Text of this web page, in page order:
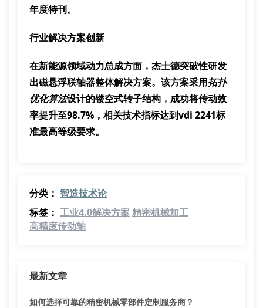
年度特刊。
行业解决方案创新
在新能源领域动力总成方面，杰士德突破性研发
出磁悬浮联轴器整体解决方案。该方案采用拓扑
优化算法设计的镂空式转子结构 ，成功将传动效
率提升至98.7%，相关技术指标达到vdi 2241标
准最高等级要求。
分类： 智造技术论
标签： 工业4.0解决方案精密机械加工
高精度传动轴
最新文章
如何选择可靠的精密机械零部件定制服务商？